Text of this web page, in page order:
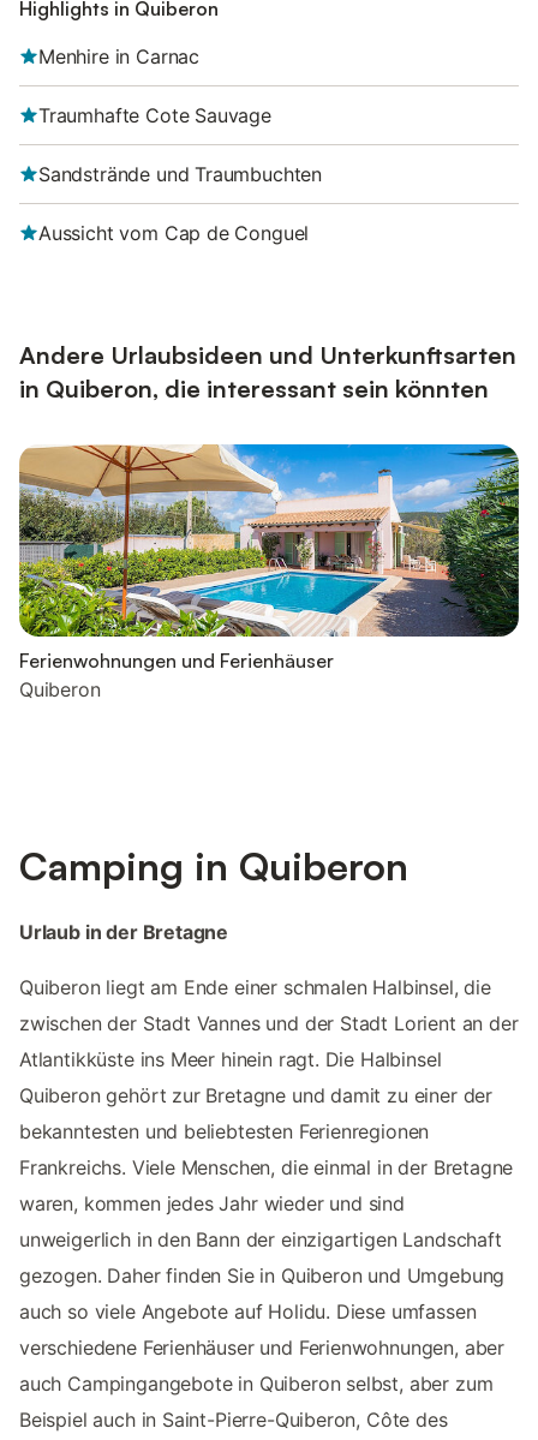
Highlights in Quiberon
Menhire in Carnac
Traumhafte Cote Sauvage
Sandstrände und Traumbuchten
Aussicht vom Cap de Conguel
Andere Urlaubsideen und Unterkunftsarten
in Quiberon, die interessant sein könnten
Ferienwohnungen und Ferienhäuser
Quiberon
Camping in Quiberon
Urlaub in der Bretagne
Quiberon liegt am Ende einer schmalen Halbinsel, die
zwischen der Stadt Vannes und der Stadt Lorient an der
Atlantikküste ins Meer hinein ragt. Die Halbinsel
Quiberon gehört zur Bretagne und damit zu einer der
bekanntesten und beliebtesten Ferienregionen
Frankreichs. Viele Menschen, die einmal in der Bretagne
waren, kommen jedes Jahr wieder und sind
unweigerlich in den Bann der einzigartigen Landschaft
gezogen. Daher finden Sie in Quiberon und Umgebung
auch so viele Angebote auf Holidu. Diese umfassen
verschiedene Ferienhäuser und Ferienwohnungen, aber
auch Campingangebote in Quiberon selbst, aber zum
Beispiel auch in Saint-Pierre-Quiberon, Côte des